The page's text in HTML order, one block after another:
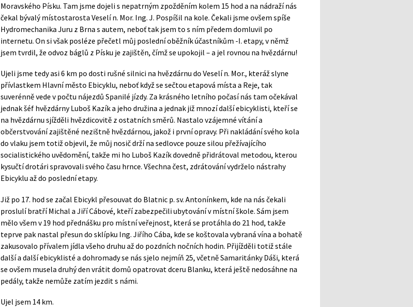
Moravského Písku. Tam jsme dojeli s nepatrným zpožděním kolem 15 hod a na nádraží nás
čekal bývalý místostarosta Veselí n. Mor. Ing. J. Pospíšil na kole. Čekali jsme ovšem spíše
Hydromechanika Juru z Brna s autem, neboť tak jsem to s ním předem domluvil po
internetu. On si však posléze přečetl můj poslední oběžník účastníkům -I. etapy, v němž
jsem tvrdil, že odvoz báglů z Písku je zajištěn, čímž se upokojil – a jel rovnou na hvězdárnu!
Ujeli jsme tedy asi 6 km po dosti rušné silnici na hvězdárnu do Veselí n. Mor., kteráž slyne
přívlastkem Hlavní město Ebicyklu, neboť když se sečtou etapová místa a Reje, tak
suverénně vede v počtu nájezdů Spanilé jízdy. Za krásného letního počasí nás tam očekával
jednak šéf hvězdárny Luboš Kazík a jeho družina a jednak již mnozí další ebicyklisti, kteří se
na hvězdárnu sjížděli hvězdicovitě z ostatních směrů. Nastalo vzájemné vítání a
občerstvování zajištěné nezištně hvězdárnou, jakož i první opravy. Při nakládání svého kola
do vlaku jsem totiž objevil, že můj nosič drží na sedlovce pouze silou přežívajícího
socialistického uvědomění, takže mi ho Luboš Kazík dovedně přidrátoval metodou, kterou
kysučtí drotári spravovali svého času hrnce. Všechna čest, zdrátování vydrželo nástrahy
Ebicyklu až do poslední etapy.
Již po 17. hod se začal Ebicykl přesouvat do Blatnic p. sv. Antonínkem, kde na nás čekali
proslulí bratří Michal a Jiří Cábové, kteří zabezpečili ubytování v místní škole. Sám jsem
mělo všem v 19 hod přednášku pro místní veřejnost, která se protáhla do 21 hod, takže
teprve pak nastal přesun do sklípku Ing. Jiřího Cába, kde se koštovala vybraná vína a bohatě
zakusovalo přívalem jídla všeho druhu až do pozdních nočních hodin. Přijížděli totiž stále
další a další ebicyklisté a dohromady se nás sjelo nejmíň 25, včetně Samaritánky Dáši, která
se ovšem musela druhý den vrátit domů opatrovat dceru Blanku, která ještě nedosáhne na
pedály, takže nemůže zatím jezdit s námi.
Ujel jsem 14 km.